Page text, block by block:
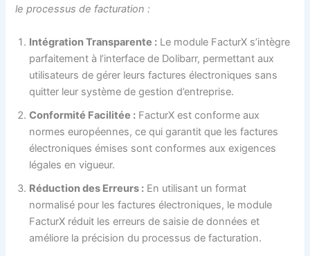
le processus de facturation :
Intégration Transparente : Le module FacturX s’intègre
parfaitement à l’interface de Dolibarr, permettant aux
utilisateurs de gérer leurs factures électroniques sans
quitter leur système de gestion d’entreprise.
Conformité Facilitée : FacturX est conforme aux
normes européennes, ce qui garantit que les factures
électroniques émises sont conformes aux exigences
légales en vigueur.
Réduction des Erreurs : En utilisant un format
normalisé pour les factures électroniques, le module
FacturX réduit les erreurs de saisie de données et
améliore la précision du processus de facturation.